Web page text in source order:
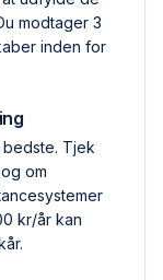
modtager 3
inden for
Tjek
om
kr/år kan